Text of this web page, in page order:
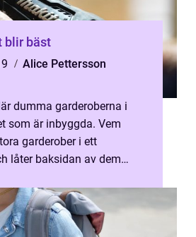
blir bäst
Alice Pettersson
dumma garderoberna i
som är inbyggda. Vem
garderober i ett
låter baksidan av dem